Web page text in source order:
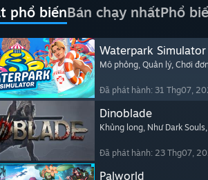
phổ biếnBán chạy nhấtPhổ
Waterpark Simulator
Mô phỏng, Quản lý, Chơi
Đã phát hành: 31 Thg07,
Dinoblade
Khủng long, Như Dark Souls
Đã phát hành: 23 Thg07,
Palworld